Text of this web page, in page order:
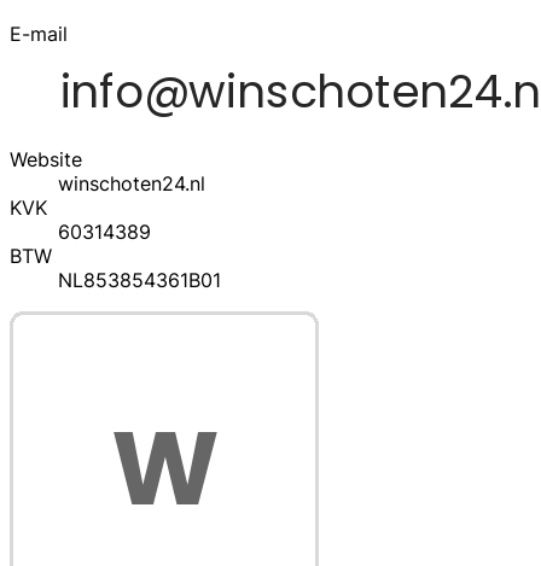
E-mail
Website
winschoten24.nl
KVK
60314389
BTW
NL853854361B01